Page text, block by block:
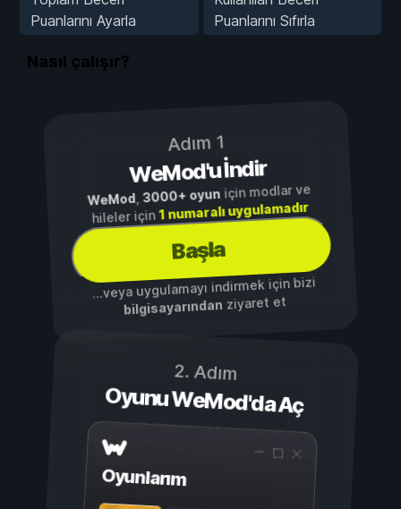
Puanlarını Ayarla
Puanlarını Sıfırla
Nasıl çalışır?
Adım 1
WeMod'u İndir
WeMod,3000+ oyuniçin modlar ve
hileler için1 numaralı uygulamadır
Başla
...veya uygulamayı indirmek için bizi
bilgisayarından ziyaret et
2. Adım
Oyunu WeMod'da Aç
Oyunlarım